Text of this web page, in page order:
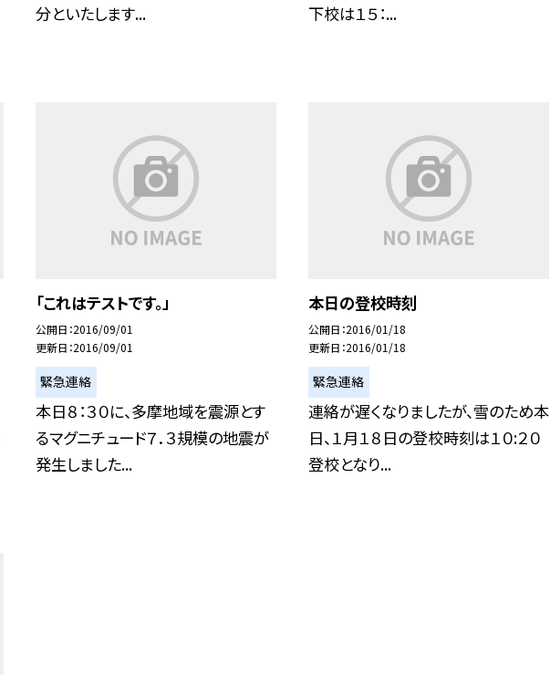
分といたします...
下校は１５：...
「これはテストです。」
公開日 2016/09/01
更新日 2016/09/01
緊急連絡
本日８：３０に、多摩地域を震源とす
るマグニチュード７．３規模の地震が
発生しました...
本日の登校時刻
公開日 2016/01/18
更新日 2016/01/18
緊急連絡
連絡が遅くなりましたが、雪のため本
日、１月１８日の登校時刻は１０:２０
登校となり...